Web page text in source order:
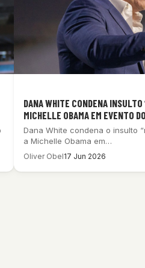
DANA WHITE CONDENA
MICHELLE OBAMA EM EVENTO
Dana White condena o insulto
a Michelle Obama em…
Oliver Obel17 Jun 2026